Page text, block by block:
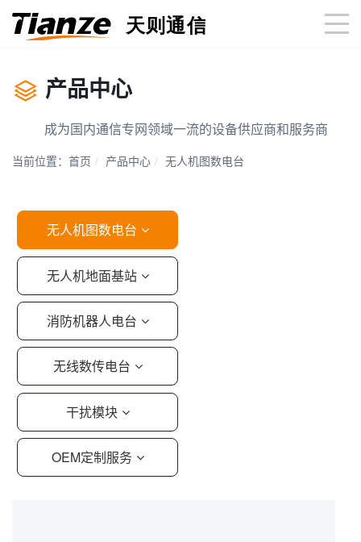
产品中心
成为国内通信专网领域一流的设备供应商和服务商
当前位置： 首页 产品中心 无人机图数电台
无人机图数电台
无人机地面基站
消防机器人电台
无线数传电台
干扰模块
OEM定制服务